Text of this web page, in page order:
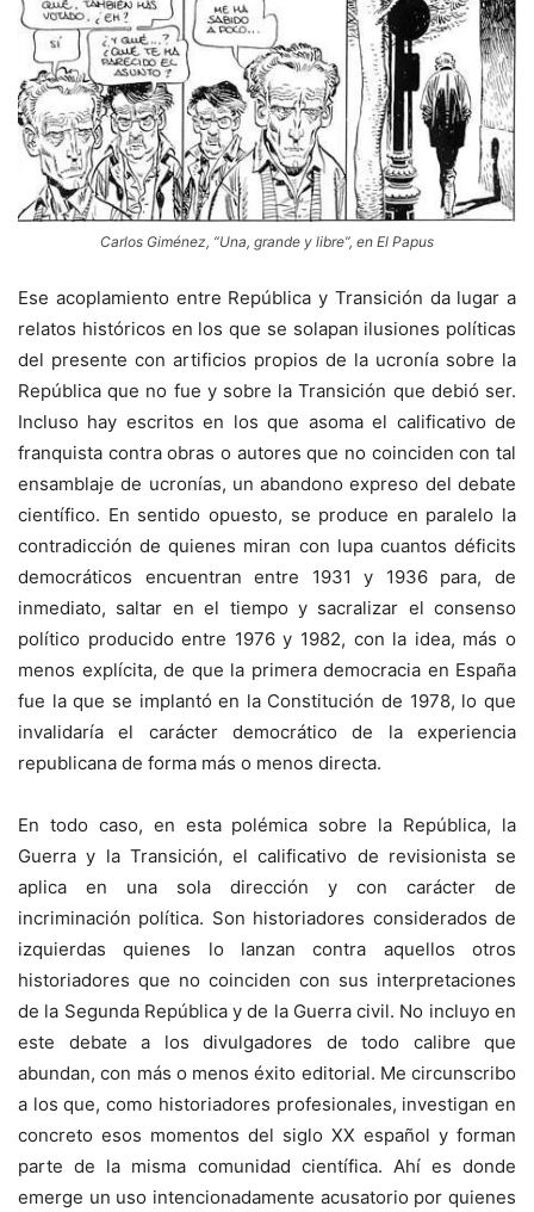
Carlos Giménez, “Una, grande y libre”, en El Papus
Ese acoplamiento entre República y Transición da lugar a
relatos históricos en los que se solapan ilusiones políticas
del presente con artificios propios de la ucronía sobre la
República que no fue y sobre la Transición que debió ser.
Incluso hay escritos en los que asoma el calificativo de
franquista contra obras o autores que no coinciden con tal
ensamblaje de ucronías, un abandono expreso del debate
científico. En sentido opuesto, se produce en paralelo la
contradicción de quienes miran con lupa cuantos déficits
democráticos encuentran entre 1931 y 1936 para, de
inmediato, saltar en el tiempo y sacralizar el consenso
político producido entre 1976 y 1982, con la idea, más o
menos explícita, de que la primera democracia en España
fue la que se implantó en la Constitución de 1978, lo que
invalidaría el carácter democrático de la experiencia
republicana de forma más o menos directa.
En todo caso, en esta polémica sobre la República, la
Guerra y la Transición, el calificativo de revisionista se
aplica en una sola dirección y con carácter de
incriminación política. Son historiadores considerados de
izquierdas quienes lo lanzan contra aquellos otros
historiadores que no coinciden con sus interpretaciones
de la Segunda República y de la Guerra civil. No incluyo en
este debate a los divulgadores de todo calibre que
abundan, con más o menos éxito editorial. Me circunscribo
a los que, como historiadores profesionales, investigan en
concreto esos momentos del siglo XX español y forman
parte de la misma comunidad científica. Ahí es donde
emerge un uso intencionadamente acusatorio por quienes